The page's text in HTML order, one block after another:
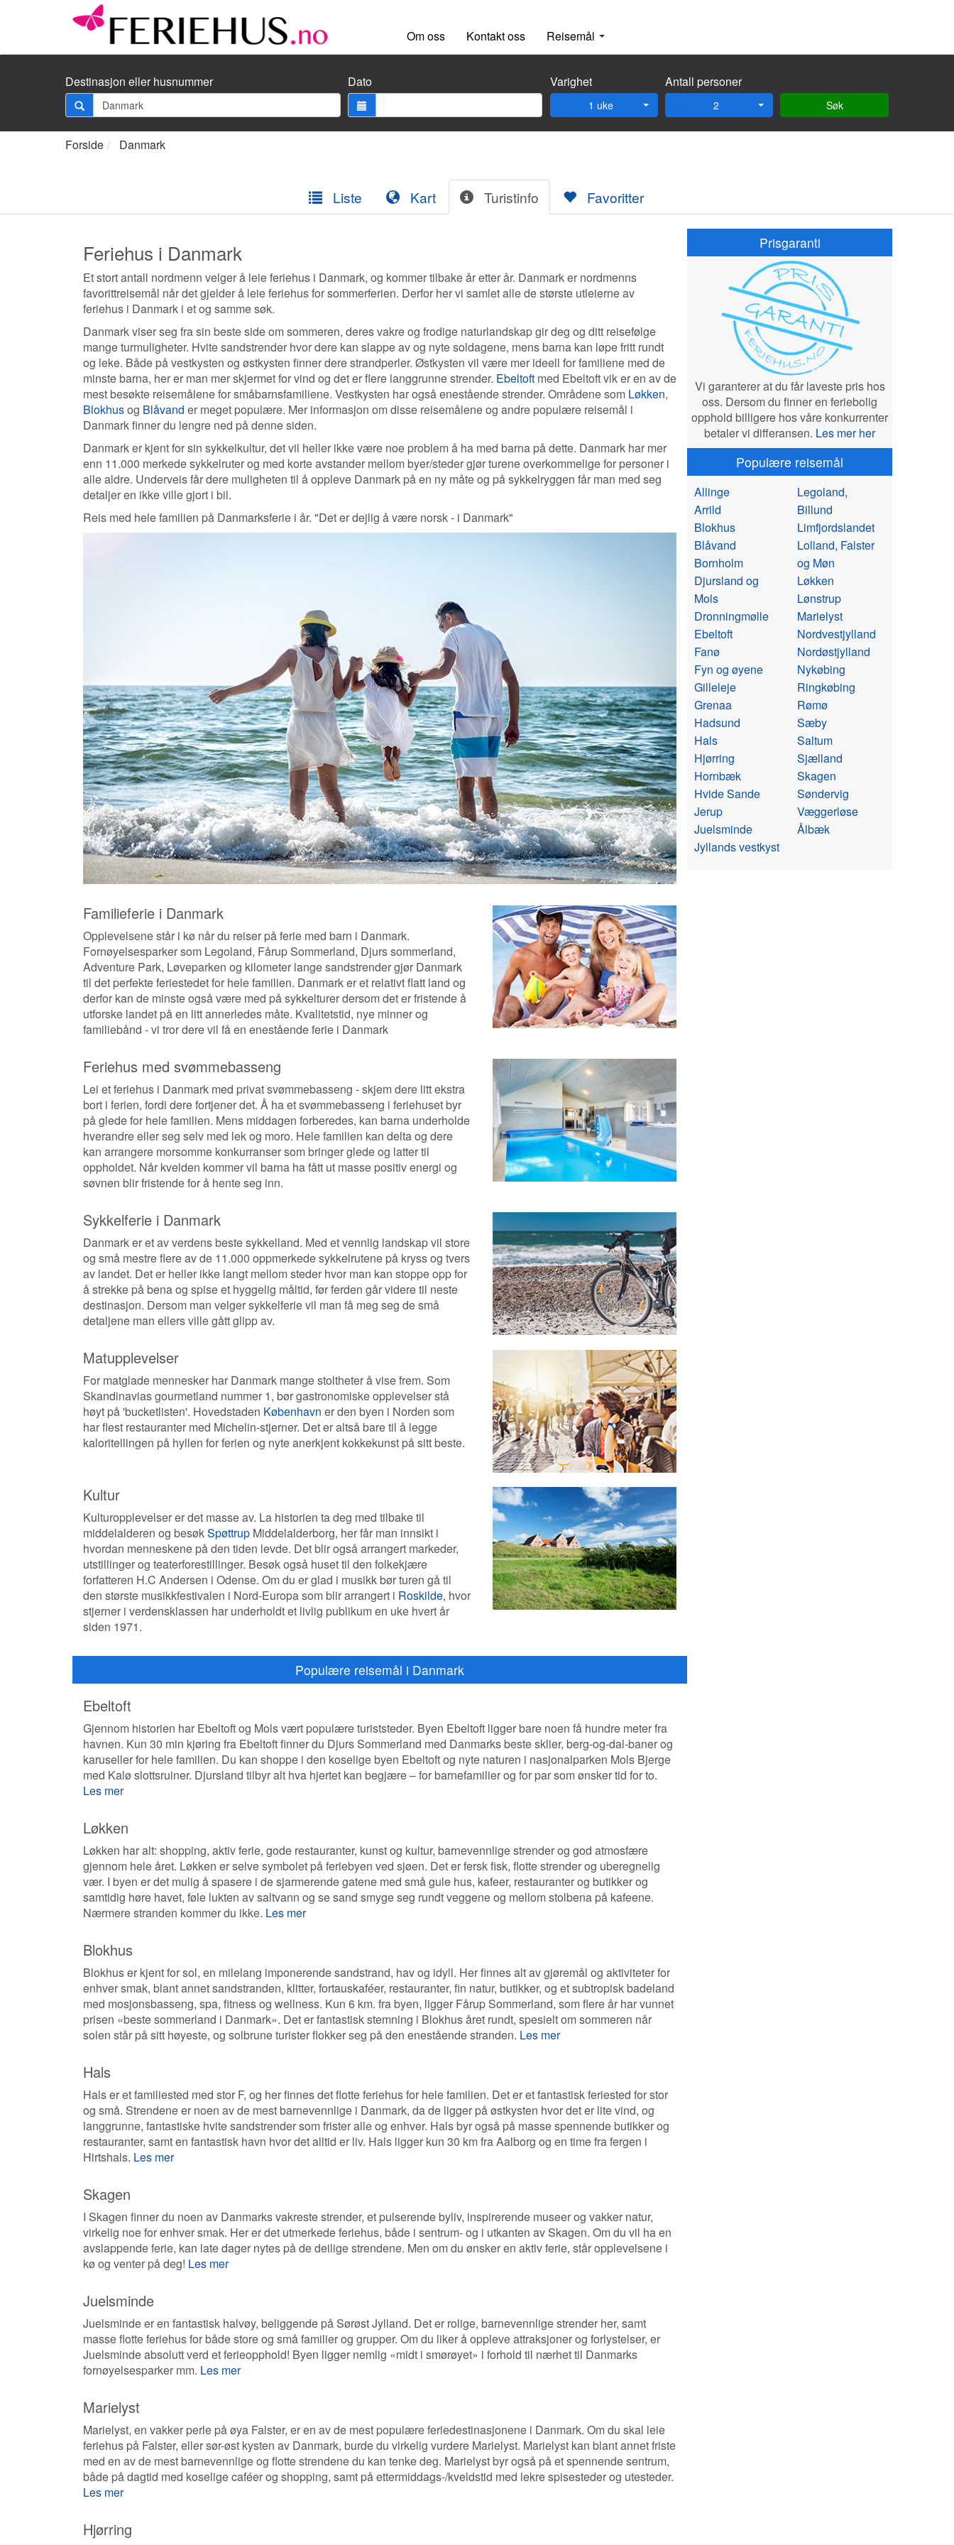
Om oss Kontakt oss Reisemål
Destinasjon eller husnummer Dato Varighet
1 uke
Antall personer
2 Søk
Forside Danmark
Liste Kart Turistinfo Favoritter
Feriehus i Danmark
Et stort antall nordmenn velger å leie feriehus i Danmark, og kommer tilbake år etter år. Danmark er nordmenns
favorittreisemål når det gjelder å leie feriehus for sommerferien. Derfor her vi samlet alle de største utleierne av
feriehus i Danmark i et og samme søk.
Danmark viser seg fra sin beste side om sommeren, deres vakre og frodige naturlandskap gir deg og ditt reisefølge
mange turmuligheter. Hvite sandstrender hvor dere kan slappe av og nyte soldagene, mens barna kan løpe fritt rundt
og leke. Både på vestkysten og østkysten finner dere strandperler. Østkysten vil være mer ideell for familiene med de
minste barna, her er man mer skjermet for vind og det er flere langgrunne strender. Ebeltoft med Ebeltoft vik er en av de
mest besøkte reisemålene for småbarnsfamiliene. Vestkysten har også enestående strender. Områdene som Løkken,
Blokhusog Blåvand er meget populære. Mer informasjon om disse reisemålene og andre populære reisemål i
Danmark finner du lengre ned på denne siden.
Danmark er kjent for sin sykkelkultur, det vil heller ikke være noe problem å ha med barna på dette. Danmark har mer
enn 11.000 merkede sykkelruter og med korte avstander mellom byer/steder gjør turene overkommelige for personer i
alle aldre. Underveis får dere muligheten til å oppleve Danmark på en ny måte og på sykkelryggen får man med seg
detaljer en ikke ville gjort i bil.
Reis med hele familien på Danmarksferie i år. "Det er dejlig å være norsk - i Danmark"
Familieferie i Danmark
Opplevelsene står i kø når du reiser på ferie med barn i Danmark.
Fornøyelsesparker som Legoland, Fårup Sommerland, Djurs sommerland,
Adventure Park, Løveparken og kilometer lange sandstrender gjør Danmark
til det perfekte feriestedet for hele familien. Danmark er et relativt flatt land og
derfor kan de minste også være med på sykkelturer dersom det er fristende å
utforske landet på en litt annerledes måte. Kvalitetstid, nye minner og
familiebånd - vi tror dere vil få en enestående ferie i Danmark
Feriehus med svømmebasseng
Lei et feriehus i Danmark med privat svømmebasseng - skjem dere litt ekstra
bort i ferien, fordi dere fortjener det. Å ha et svømmebasseng i feriehuset byr
på glede for hele familien. Mens middagen forberedes, kan barna underholde
hverandre eller seg selv med lek og moro. Hele familien kan delta og dere
kan arrangere morsomme konkurranser som bringer glede og latter til
oppholdet. Når kvelden kommer vil barna ha fått ut masse positiv energi og
søvnen blir fristende for å hente seg inn.
Sykkelferie i Danmark
Danmark er et av verdens beste sykkelland. Med et vennlig landskap vil store
og små mestre flere av de 11.000 oppmerkede sykkelrutene på kryss og tvers
av landet. Det er heller ikke langt mellom steder hvor man kan stoppe opp for
å strekke på bena og spise et hyggelig måltid, før ferden går videre til neste
destinasjon. Dersom man velger sykkelferie vil man få meg seg de små
detaljene man ellers ville gått glipp av.
Matupplevelser
For matglade mennesker har Danmark mange stoltheter å vise frem. Som
Skandinavias gourmetland nummer 1, bør gastronomiske opplevelser stå
høyt på 'bucketlisten'. Hovedstaden København er den byen i Norden som
har flest restauranter med Michelin-stjerner. Det er altså bare til å legge
kaloritellingen på hyllen for ferien og nyte anerkjent kokkekunst på sitt beste.
Kultur
Kulturopplevelser er det masse av. La historien ta deg med tilbake til
middelalderen og besøkSpøttrup Middelalderborg, her får man innsikt i
hvordan menneskene på den tiden levde. Det blir også arrangert markeder,
utstillinger og teaterforestillinger. Besøk også huset til den folkekjære
forfatteren H.C Andersen i Odense. Om du er glad i musikk bør turen gå til
den største musikkfestivalen i Nord-Europa som blir arrangert i Roskilde, hvor
stjerner i verdensklassen har underholdt et livlig publikum en uke hvert år
siden 1971.
Populære reisemål i Danmark
Ebeltoft
Gjennom historien har Ebeltoft og Mols vært populære turiststeder. Byen Ebeltoft ligger bare noen få hundre meter fra
havnen. Kun 30 min kjøring fra Ebeltoft finner du Djurs Sommerland med Danmarks beste sklier, berg-og-dal-baner og
karuseller for hele familien. Du kan shoppe i den koselige byen Ebeltoft og nyte naturen i nasjonalparken Mols Bjerge
med Kalø slottsruiner. Djursland tilbyr alt hva hjertet kan begjære – for barnefamilier og for par som ønsker tid for to.
Les mer
Løkken
Løkken har alt: shopping, aktiv ferie, gode restauranter, kunst og kultur, barnevennlige strender og god atmosfære
gjennom hele året. Løkken er selve symbolet på feriebyen ved sjøen. Det er fersk fisk, flotte strender og uberegnelig
vær. I byen er det mulig å spasere i de sjarmerende gatene med små gule hus, kafeer, restauranter og butikker og
samtidig høre havet, føle lukten av saltvann og se sand smyge seg rundt veggene og mellom stolbena på kafeene.
Nærmere stranden kommer du ikke. Les mer
Blokhus
Blokhus er kjent for sol, en milelang imponerende sandstrand, hav og idyll. Her finnes alt av gjøremål og aktiviteter for
enhver smak, blant annet sandstranden, klitter, fortauskaféer, restauranter, fin natur, butikker, og et subtropisk badeland
med mosjonsbasseng, spa, fitness og wellness. Kun 6 km. fra byen, ligger Fårup Sommerland, som flere år har vunnet
prisen «beste sommerland i Danmark». Det er fantastisk stemning i Blokhus året rundt, spesielt om sommeren når
solen står på sitt høyeste, og solbrune turister flokker seg på den enestående stranden. Les mer
Hals
Hals er et familiested med stor F, og her finnes det flotte feriehus for hele familien. Det er et fantastisk feriested for stor
og små. Strendene er noen av de mest barnevennlige i Danmark, da de ligger på østkysten hvor det er lite vind, og
langgrunne, fantastiske hvite sandstrender som frister alle og enhver. Hals byr også på masse spennende butikker og
restauranter, samt en fantastisk havn hvor det alltid er liv. Hals ligger kun 30 km fra Aalborg og en time fra fergen i
Hirtshals. Les mer
Skagen
I Skagen finner du noen av Danmarks vakreste strender, et pulserende byliv, inspirerende museer og vakker natur,
virkelig noe for enhver smak. Her er det utmerkede feriehus, både i sentrum- og i utkanten av Skagen. Om du vil ha en
avslappende ferie, kan late dager nytes på de deilige strendene. Men om du ønsker en aktiv ferie, står opplevelsene i
kø og venter på deg! Les mer
Juelsminde
Juelsminde er en fantastisk halvøy, beliggende på Sørøst Jylland. Det er rolige, barnevennlige strender her, samt
masse flotte feriehus for både store og små familier og grupper. Om du liker å oppleve attraksjoner og forlystelser, er
Juelsminde absolutt verd et ferieopphold! Byen ligger nemlig «midt i smørøyet» i forhold til nærhet til Danmarks
fornøyelsesparker mm. Les mer
Marielyst
Marielyst, en vakker perle på øya Falster, er en av de mest populære feriedestinasjonene i Danmark. Om du skal leie
feriehus på Falster, eller sør-øst kysten av Danmark, burde du virkelig vurdere Marielyst. Marielyst kan blant annet friste
med en av de mest barnevennlige og flotte strendene du kan tenke deg. Marielyst byr også på et spennende sentrum,
både på dagtid med koselige caféer og shopping, samt på ettermiddags-/kveldstid med lekre spisesteder og utesteder.
Les mer
Hjørring
Prisgaranti
Vi garanterer at du får laveste pris hos
oss. Dersom du finner en feriebolig
opphold billigere hos våre konkurrenter
betaler vi differansen. Les mer her
Populære reisemål
Allinge
Arrild
Blokhus
Blåvand
Bornholm
Djursland og
Mols
Dronningmølle
Ebeltoft
Fanø
Fyn og øyene
Gilleleje
Grenaa
Hadsund
Hals
Hjørring
Hornbæk
Hvide Sande
Jerup
Juelsminde
Jyllands vestkyst
Legoland,
Billund
Limfjordslandet
Lolland, Falster
og Møn
Løkken
Lønstrup
Marielyst
Nordvestjylland
Nordøstjylland
Nykøbing
Ringkøbing
Rømø
Sæby
Saltum
Sjælland
Skagen
Søndervig
Væggerløse
Ålbæk